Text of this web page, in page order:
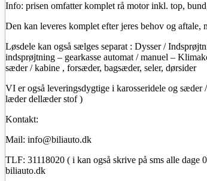
Info: prisen omfatter komplet rå motor inkl. top,
Den kan leveres komplet efter jeres behov og
Løsdele kan også sælges separat : Dysser /
indsprøjtning – gearkasse automat / manuel –
sæder / kabine , forsæder, bagsæder, seler, dørsider
VI er også leveringsdygtige i karosseridele og
læder dellæder stof )
Kontakt:
Mail: info@biliauto.dk
TLF: 31118020 ( i kan også skrive på sms alle dage
biliauto.dk